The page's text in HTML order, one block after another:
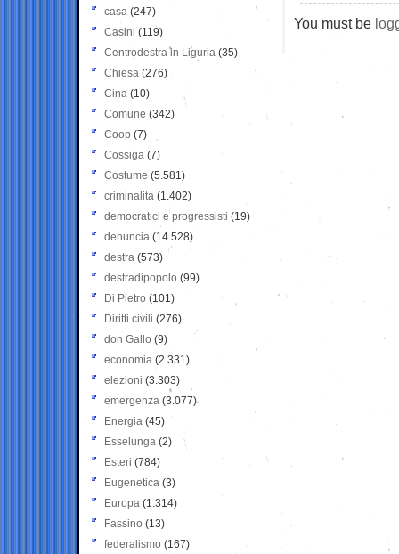
You must be
casa (247)
Casini (119)
Centrodestra in Liguria (35)
Chiesa (276)
Cina (10)
Comune (342)
Coop (7)
Cossiga (7)
Costume (5.581)
criminalità (1.402)
democratici e progressisti (19)
denuncia (14.528)
destra (573)
destradipopolo (99)
Di Pietro (101)
Diritti civili (276)
don Gallo (9)
economia (2.331)
elezioni (3.303)
emergenza (3.077)
Energia (45)
Esselunga (2)
Esteri (784)
Eugenetica (3)
Europa (1.314)
Fassino (13)
federalismo (167)